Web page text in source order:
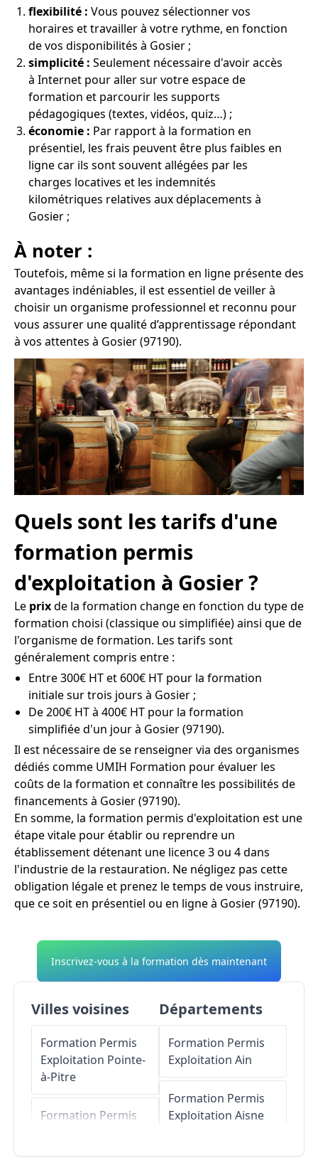
flexibilité : Vous pouvez sélectionner vos
horaires et travailler à votre rythme, en fonction
de vos disponibilités à Gosier ;
simplicité : Seulement nécessaire d'avoir accès
à Internet pour aller sur votre espace de
formation et parcourir les supports
pédagogiques (textes, vidéos, quiz…) ;
économie : Par rapport à la formation en
présentiel, les frais peuvent être plus faibles en
ligne car ils sont souvent allégées par les
charges locatives et les indemnités
kilométriques relatives aux déplacements à
Gosier ;
À noter :
Toutefois, même si la formation en ligne présente des
avantages indéniables, il est essentiel de veiller à
choisir un organisme professionnel et reconnu pour
vous assurer une qualité d’apprentissage répondant
à vos attentes à Gosier (97190).
Quels sont les tarifs d'une
formation permis
d'exploitation à Gosier ?
Le prixde la formation change en fonction du type de
formation choisi (classique ou simplifiée) ainsi que de
l'organisme de formation. Les tarifs sont
généralement compris entre :
Entre 300€ HT et 600€ HT pour la formation
initiale sur trois jours à Gosier ;
De 200€ HT à 400€ HT pour la formation
simplifiée d'un jour à Gosier (97190).
Il est nécessaire de se renseigner via des organismes
dédiés comme UMIH Formation pour évaluer les
coûts de la formation et connaître les possibilités de
financements à Gosier (97190).
En somme, la formation permis d'exploitation est une
étape vitale pour établir ou reprendre un
établissement détenant une licence 3 ou 4 dans
l'industrie de la restauration. Ne négligez pas cette
obligation légale et prenez le temps de vous instruire,
que ce soit en présentiel ou en ligne à Gosier (97190).
Inscrivez-vous à la formation dès maintenant
Villes voisines
Formation Permis
Exploitation Pointe-
à-Pitre
Formation Permis
Départements
Formation Permis
Exploitation Ain
Formation Permis
Exploitation Aisne
Formation Permis